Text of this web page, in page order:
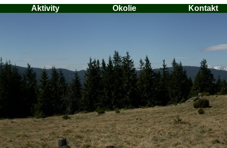
Aktivity Okolie Kontakt